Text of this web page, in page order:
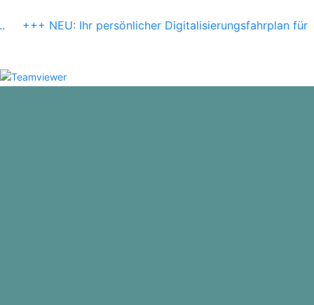
+++ NEU: Ihr persönlicher Digitalisierungsfahrplan für